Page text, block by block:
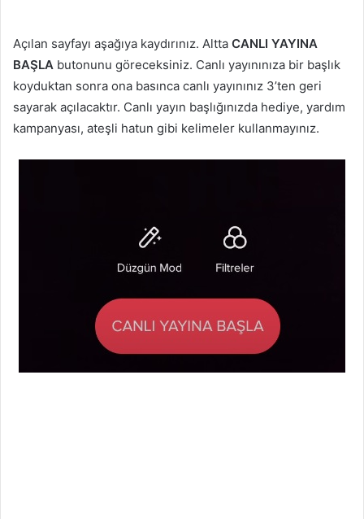
Açılan sayfayı aşağıya kaydırınız. Altta CANLI YAYINA
BAŞLA butonunu göreceksiniz. Canlı yayınınıza bir başlık
koyduktan sonra ona basınca canlı yayınınız 3’ten geri
sayarak açılacaktır. Canlı yayın başlığınızda hediye, yardım
kampanyası, ateşli hatun gibi kelimeler kullanmayınız.